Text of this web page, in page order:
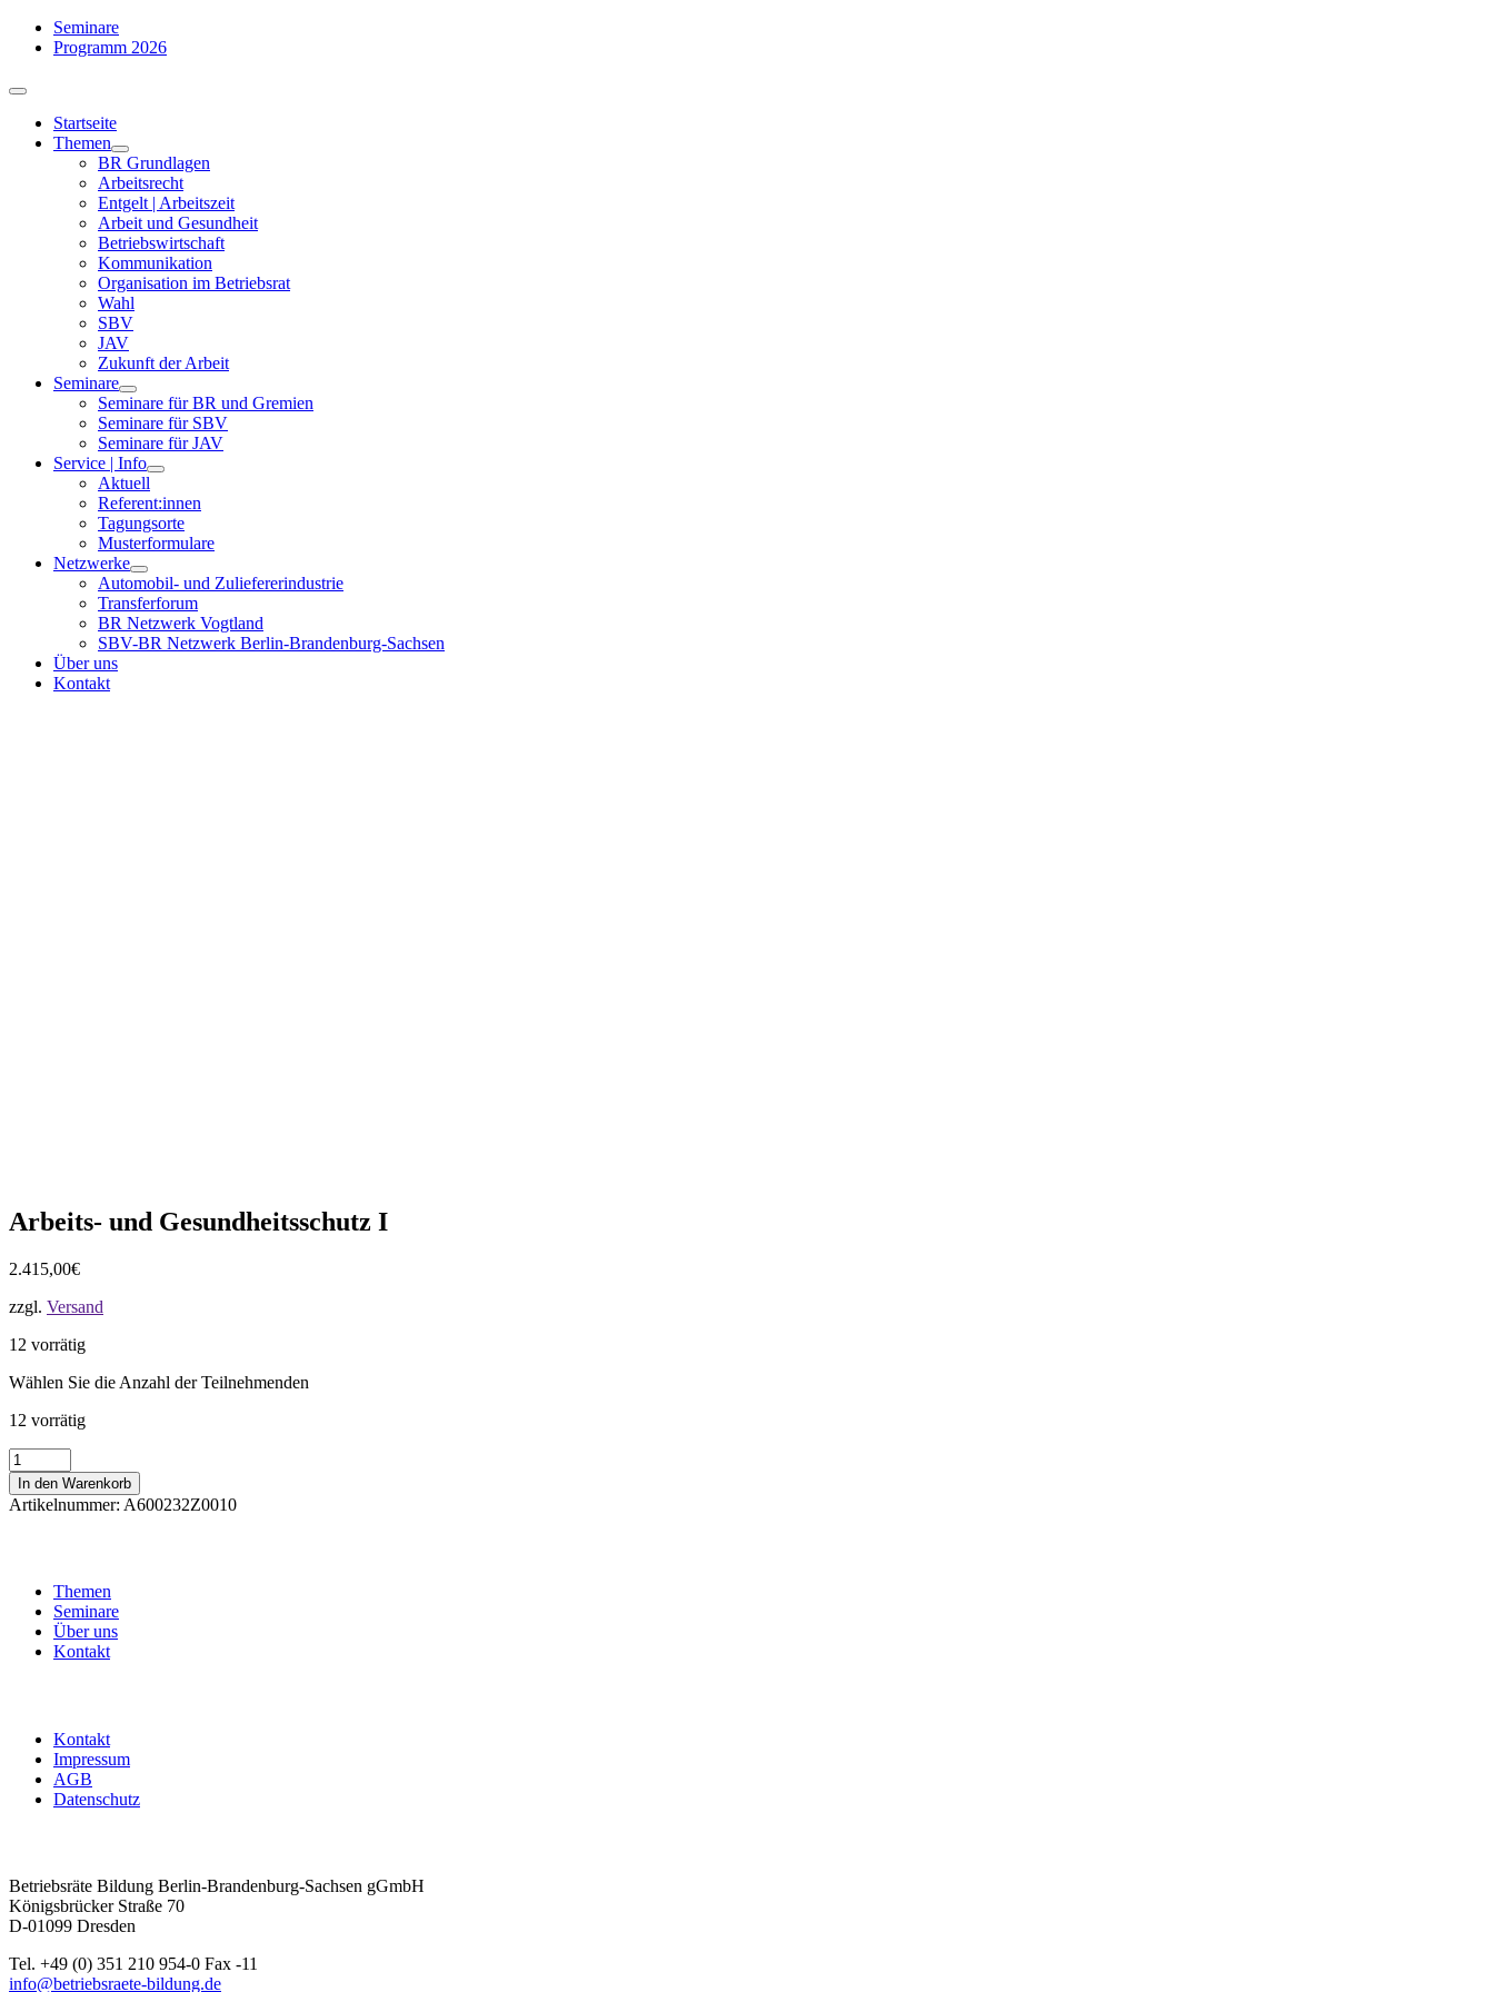
Zum
Inhalt
Seminare
Programm 2026
Toggle
NavigationStartseite
Themen
BR Grundlagen
Arbeits­recht
Entgelt | Arbeitszeit
Arbeit und Gesundheit
Betriebswirtschaft
Kommuni­kation
Organisation im Betriebsrat
Wahl
SBV
JAV
Zukunft der Arbeit
Seminare
Seminare für BR und Gremien
Seminare für SBV
Seminare für JAV
Service | Info
Aktuell
Referent:innen
Tagungsorte
Musterformulare
Netzwerke
Automobil- und Zuliefererindustrie
Transferforum
BR Netzwerk Vogtland
SBV-BR Netzwerk Berlin-Brandenburg-Sachsen
Über uns
Kontakt
Arbeits- und Gesundheitsschutz I
2.415,00€
zzgl. Versand
12 vorrätig
Wählen Sie die Anzahl der Teilnehmenden
12 vorrätig
Arbeits-
und
Gesundheitsschutz
I
In den Warenkorb
Artikelnummer: A600232Z0010
Themen
Seminare
Über uns
Kontakt
Kontakt
Impressum
AGB
Datenschutz
Betriebsräte Bildung Berlin-Brandenburg-Sachsen gGmbH
Königsbrücker Straße 70
D-01099 Dresden
Tel. +49 (0) 351 210 954-0 Fax -11
info@betriebsraete-bildung.de